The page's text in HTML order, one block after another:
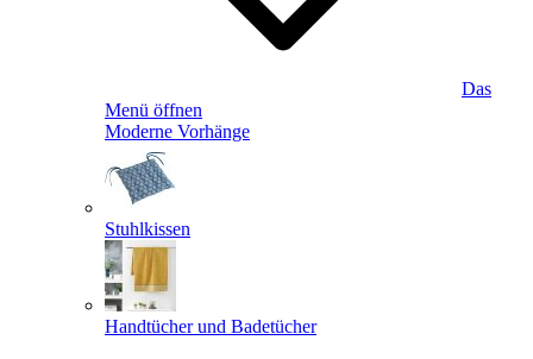
Das
Menü öffnen
Moderne Vorhänge
Stuhlkissen
Handtücher und Badetücher